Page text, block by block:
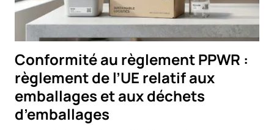
Conformité au règlement PPWR :
règlement de l’UE relatif aux
emballages et aux déchets
d’emballages